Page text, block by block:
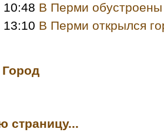
10:48 В Перми обустроены
13:10 В Перми открылся
Город
страницу...